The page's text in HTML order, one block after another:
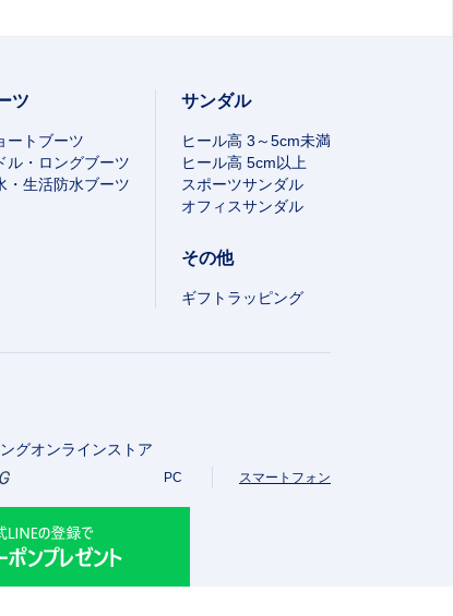
ツ
ートブーツ
ル・ロングブーツ
・生活防水ブーツ
サンダル
ヒール高 3～5cm未満
ヒール高 5cm以上
スポーツサンダル
オフィスサンダル
その他
ギフトラッピング
グオンラインストア
PC スマートフォン